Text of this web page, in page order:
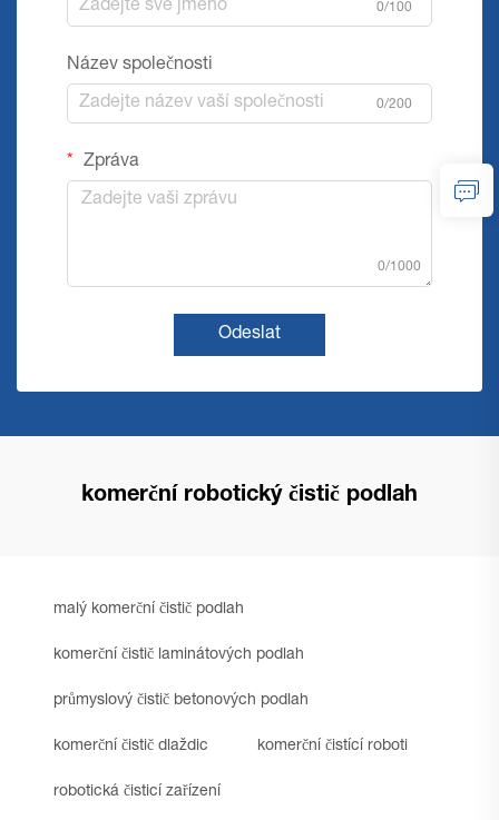
0/100
Název společnosti
0/200
Zpráva
0/1000
Odeslat
komerční robotický čistič podlah
malý komerční čistič podlah
komerční čistič laminátových podlah
průmyslový čistič betonových podlah
komerční čistič dlaždic komerční čistící roboti
robotická čisticí zařízení